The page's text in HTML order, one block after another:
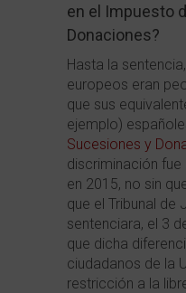
en el Impuesto
Donaciones?
Hasta la
europeos eran
que sus
ejemplo)
Sucesiones y
discriminación
en 2015, no sin
que el Tribunal de
sentenciara, el 3
que dicha
ciudadanos de la
restricción a la